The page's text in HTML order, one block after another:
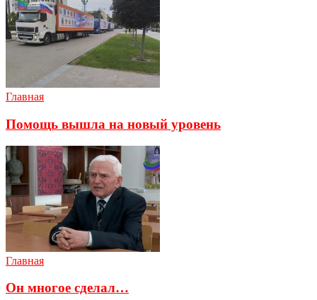
Главная
Помощь вышла на новый уровень
Главная
Он многое сделал…